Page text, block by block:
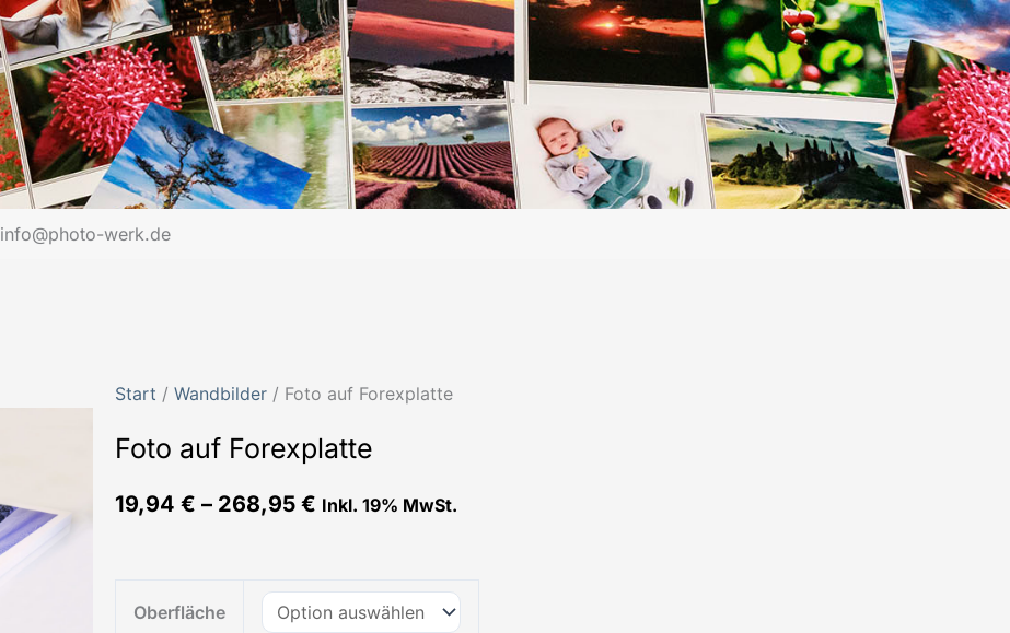
info@photo-werk.de
Start /Wandbilder / Foto auf Forexplatte
Foto auf Forexplatte
19,94€ – 268,95€ Inkl. 19% MwSt.
Oberfläche
auf